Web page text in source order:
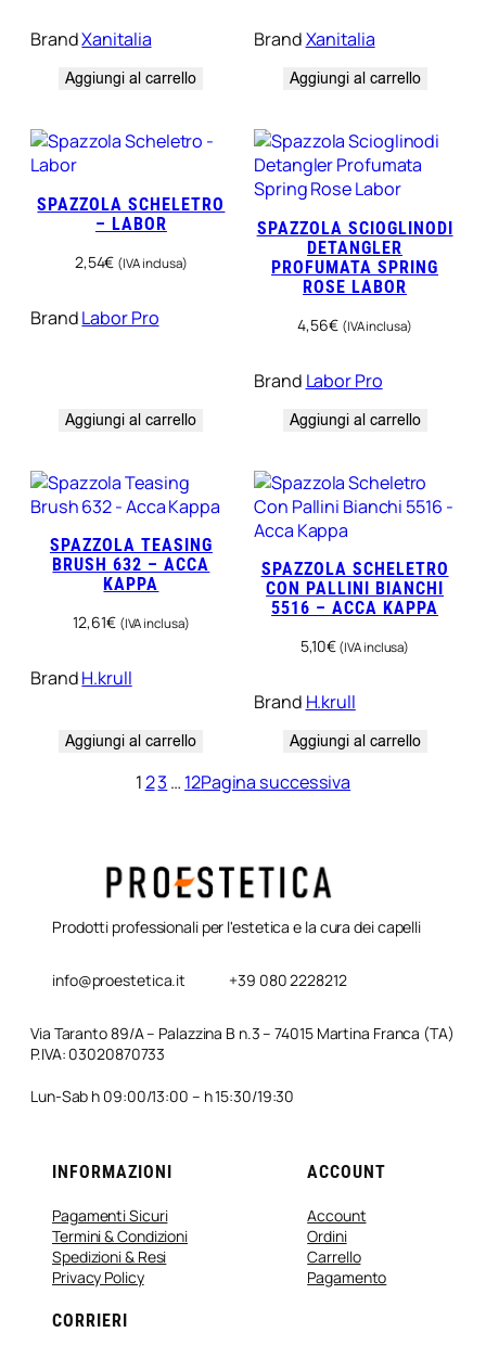
BrandXanitalia
Aggiungi al carrello
BrandXanitalia
Aggiungi al carrello
SPAZZOLA SCHELETRO
– LABOR
2,54€ (IVA inclusa)
BrandLabor Pro
Aggiungi al carrello
SPAZZOLA SCIOGLINODI
DETANGLER
PROFUMATA SPRING
ROSE LABOR
4,56€ (IVA inclusa)
Brand Labor Pro
Aggiungi al carrello
SPAZZOLA TEASING
BRUSH 632 – ACCA
KAPPA
12,61€ (IVA inclusa)
BrandH.krull
Aggiungi al carrello
SPAZZOLA SCHELETRO
CON PALLINI BIANCHI
5516 – ACCA KAPPA
5,10€ (IVA inclusa)
Brand H.krull
Aggiungi al carrello
123 … 12Pagina successiva
Prodotti professionali per l'estetica e la cura dei capelli
info@proestetica.it +39 080 2228212
Via Taranto 89/A – Palazzina B n.3 – 74015 Martina Franca (TA)
P.IVA: 03020870733
Lun-Sab h 09:00/13:00 – h 15:30/19:30
INFORMAZIONI
Pagamenti Sicuri
Termini & Condizioni
Spedizioni & Resi
Privacy Policy
ACCOUNT
Account
Ordini
Carrello
Pagamento
CORRIERI